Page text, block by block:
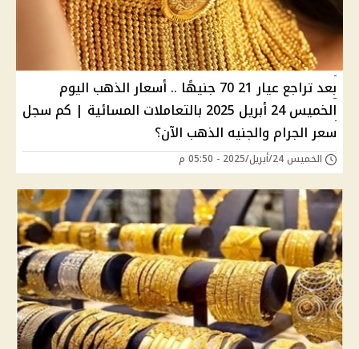
بعد تراجع عيار 21 70 جنيهًا .. أسعار الذهب اليوم
الخميس 24 أبريل 2025 بالتعاملات المسائية | كم سجل
سعر الجرام والجنيه الذهب الآن؟
الخميس 24/أبريل/2025 - 05:50 م